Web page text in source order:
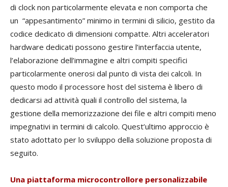
di clock non particolarmente elevata e non comporta che
un “appesantimento” minimo in termini di silicio, gestito da
codice dedicato di dimensioni compatte. Altri acceleratori
hardware dedicati possono gestire l’interfaccia utente,
l’elaborazione dell’immagine e altri compiti specifici
particolarmente onerosi dal punto di vista dei calcoli. In
questo modo il processore host del sistema è libero di
dedicarsi ad attività quali il controllo del sistema, la
gestione della memorizzazione dei file e altri compiti meno
impegnativi in termini di calcolo. Quest’ultimo approccio è
stato adottato per lo sviluppo della soluzione proposta di
seguito.
Una piattaforma microcontrollore personalizzabile